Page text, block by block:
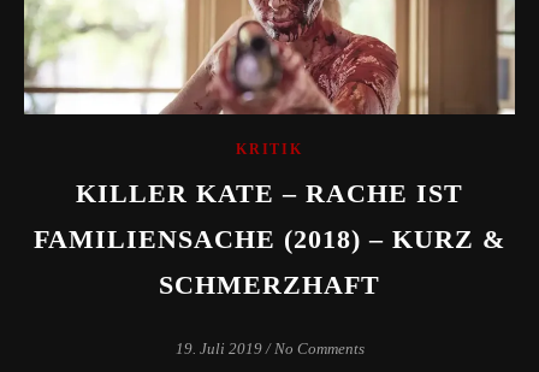
KRITIK
KILLER KATE – RACHE IST
FAMILIENSACHE (2018) – KURZ &
SCHMERZHAFT
19. Juli 2019 / No Comments